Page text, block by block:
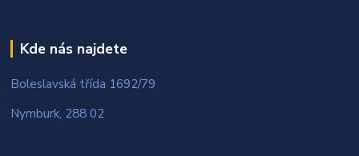
Kde nás najdete
Boleslavská třída 1692/79
Nymburk, 288 02